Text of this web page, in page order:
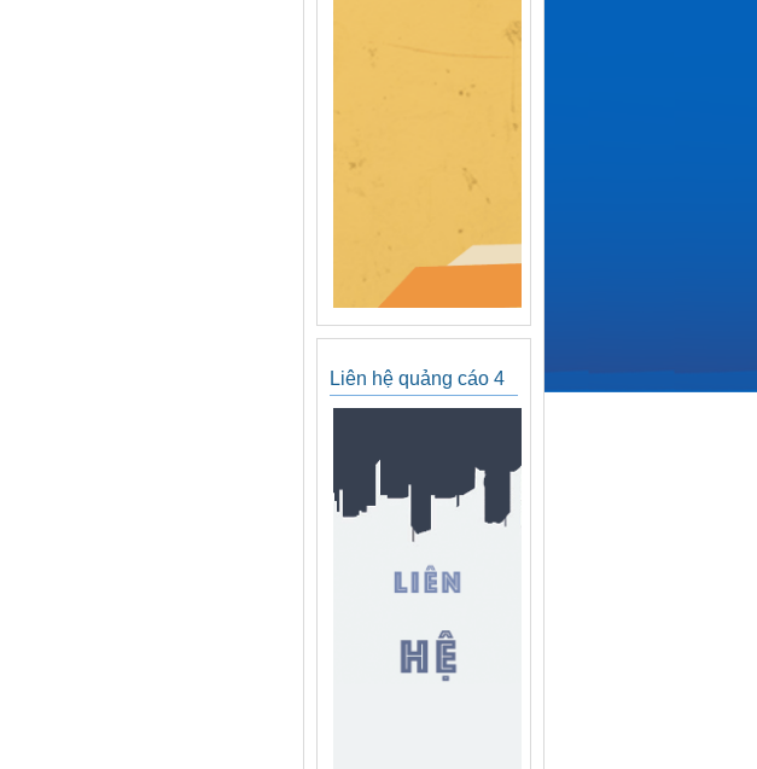
Liên hệ quảng cáo 4